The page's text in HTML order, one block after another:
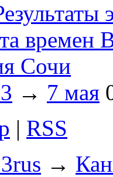
времен
Сочи
→ 7 мая
| RSS
→